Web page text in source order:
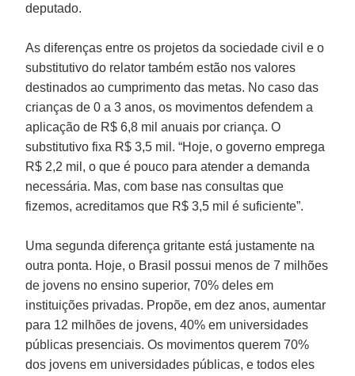
deputado.
As diferenças entre os projetos da sociedade civil e o
substitutivo do relator também estão nos valores
destinados ao cumprimento das metas. No caso das
crianças de 0 a 3 anos, os movimentos defendem a
aplicação de R$ 6,8 mil anuais por criança. O
substitutivo fixa R$ 3,5 mil. “Hoje, o governo emprega
R$ 2,2 mil, o que é pouco para atender a demanda
necessária. Mas, com base nas consultas que
fizemos, acreditamos que R$ 3,5 mil é suficiente”.
Uma segunda diferença gritante está justamente na
outra ponta. Hoje, o Brasil possui menos de 7 milhões
de jovens no ensino superior, 70% deles em
instituições privadas. Propõe, em dez anos, aumentar
para 12 milhões de jovens, 40% em universidades
públicas presenciais. Os movimentos querem 70%
dos jovens em universidades públicas, e todos eles